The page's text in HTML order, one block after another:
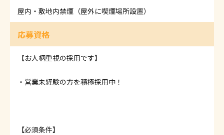
屋内・敷地内禁煙（屋外に喫煙場所設置）
応募資格
【お人柄重視の採用です】
・営業未経験の方を積極採用中！
【必須条件】